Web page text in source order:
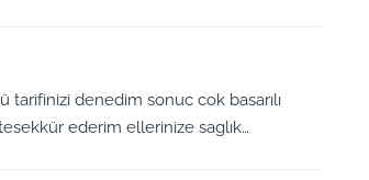
tarifinizi denedim sonuc cok basarılı
ederim ellerinize saglık…